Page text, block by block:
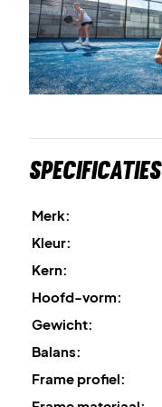
Specificaties
Merk:
Kleur:
Kern:
Hoofd-vorm:
Gewicht:
Balans:
Frame profiel: